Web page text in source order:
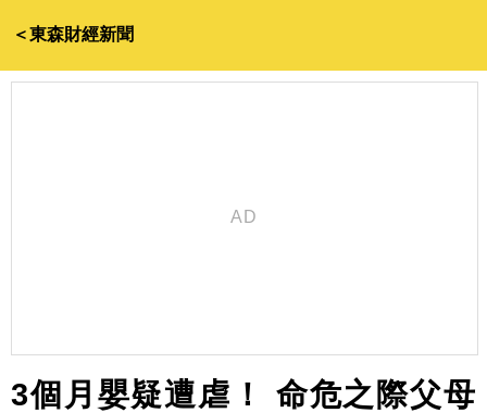
＜東森財經新聞
3個月嬰疑遭虐！ 命危之際父母